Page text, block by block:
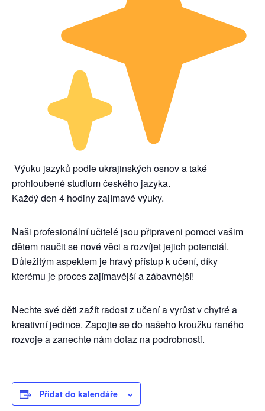
Výuku jazyků podle ukrajinských osnov a také
prohloubené studium českého jazyka.
Každý den 4 hodiny zajímavé výuky.
Naši profesionální učitelé jsou připraveni pomoci vašim
dětem naučit se nové věci a rozvíjet jejich potenciál.
Důležitým aspektem je hravý přístup k učení, díky
kterému je proces zajímavější a zábavnější!
Nechte své děti zažít radost z učení a vyrůst v chytré a
kreativní jedince. Zapojte se do našeho kroužku raného
rozvoje a zanechte nám dotaz na podrobnosti.
Přidat do kalendáře